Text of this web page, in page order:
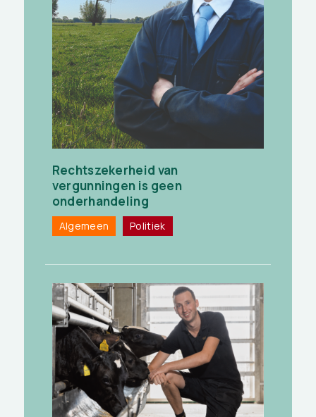
Rechtszekerheid van
vergunningen is geen
onderhandeling
Algemeen Politiek